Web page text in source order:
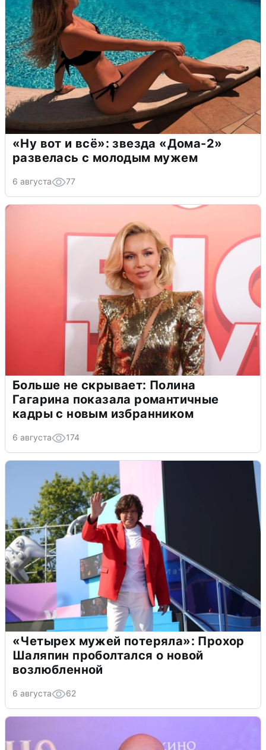
«Ну вот и всё»: звезда «Дома-2»
развелась с молодым мужем
6 августа 77
Больше не скрывает: Полина
Гагарина показала романтичные
кадры с новым избранником
6 августа 174
«Четырех мужей потеряла»: Прохор
Шаляпин проболтался о новой
возлюбленной
6 августа 62